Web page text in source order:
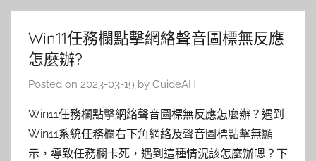
Win11任務欄點擊網絡聲音圖標無反應
怎麼辦?
Posted on 2023-03-19 by GuideAH
Win11任務欄點擊網絡聲音圖標無反應怎麼辦？遇到
Win11系統任務欄右下角網絡及聲音圖標點擊無顯
示，導致任務欄卡死，遇到這種情況該怎麼辦嗯？下